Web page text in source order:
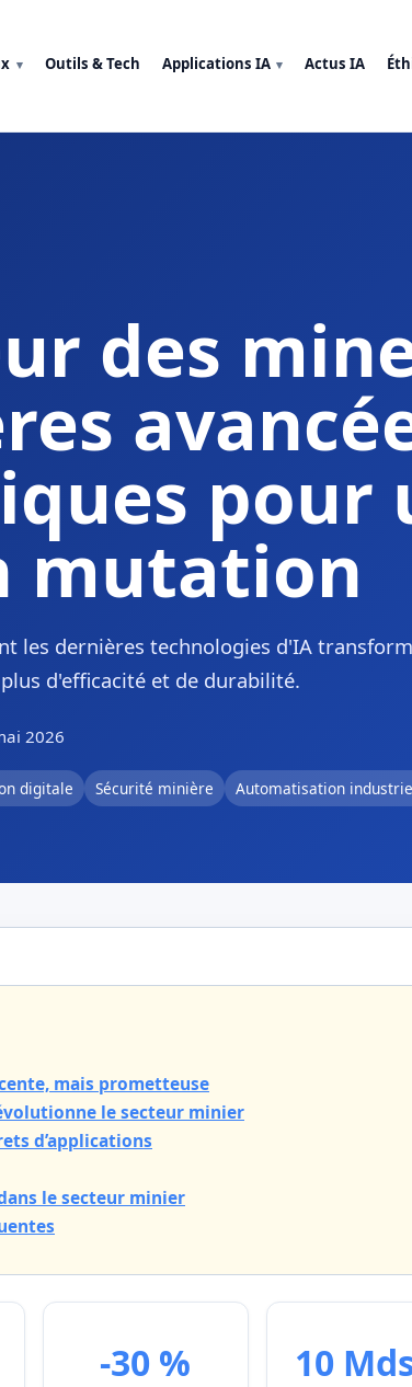
Outils & Tech Applications IA Actus IA
des
pour
mutation
les dernières technologies d'IA
d'efficacité et de durabilité.
2026
digitale Sécurité minière Automatisation
mais prometteuse
le secteur minier
d’applications
dans le secteur minier
-30 % 10